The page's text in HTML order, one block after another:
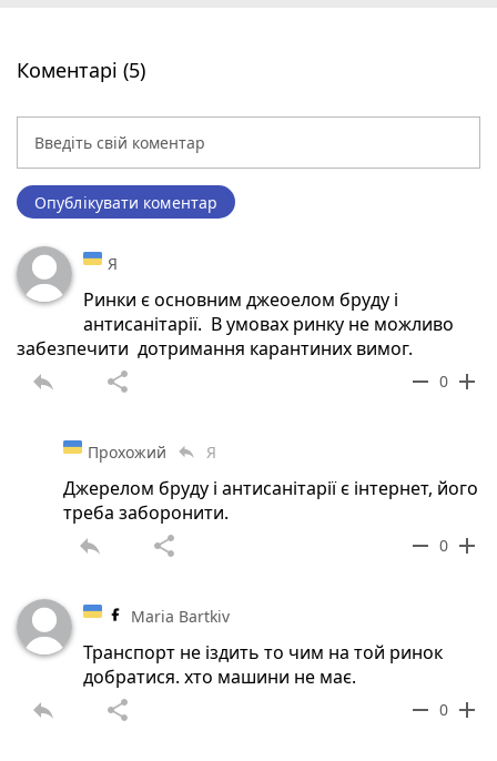
Коментарі (5)
Опублікувати коментар
Я
Ринки є основним джеоелом бруду і
антисанітарії. В умовах ринку не можливо
забезпечити дотримання карантиних вимог.
reply share remove 0 add
Прохожий reply Я
Джерелом бруду і антисанітарії є інтернет, його
треба заборонити.
reply share remove 0 add
Maria Bartkiv
Транспорт не іздить то чим на той ринок
добратися. хто машини не має.
reply share remove 0 add